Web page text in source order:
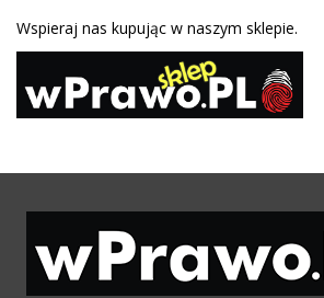
Wspieraj nas kupując w naszym sklepie.